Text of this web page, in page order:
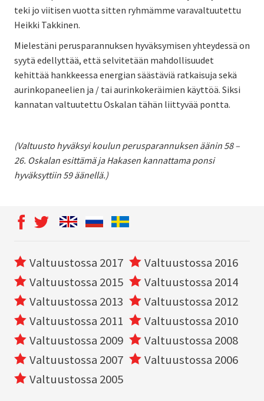
teki jo viitisen vuotta sitten ryhmämme varavaltuutettu
Heikki Takkinen.
Mielestäni perusparannuksen hyväksymisen yhteydessä on
syytä edellyttää, että selvitetään mahdollisuudet
kehittää hankkeessa energian säästäviä ratkaisuja sekä
aurinkopaneelien ja / tai aurinkokeräimien käyttöä. Siksi
kannatan valtuutettu Oskalan tähän liittyvää pontta.
(Valtuusto hyväksyi koulun perusparannuksen äänin 58 –
26. Oskalan esittämä ja Hakasen kannattama ponsi
hyväksyttiin 59 äänellä.)
Valtuustossa 2017
Valtuustossa 2016
Valtuustossa 2015
Valtuustossa 2014
Valtuustossa 2013
Valtuustossa 2012
Valtuustossa 2011
Valtuustossa 2010
Valtuustossa 2009
Valtuustossa 2008
Valtuustossa 2007
Valtuustossa 2006
Valtuustossa 2005